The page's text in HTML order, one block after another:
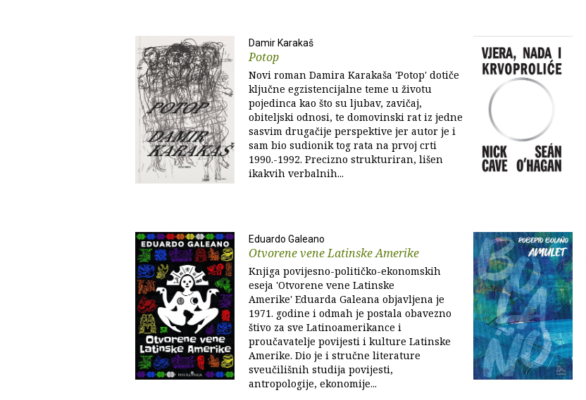
Damir Karakaš
Potop
Novi roman Damira Karakaša 'Potop' dotiče
ključne egzistencijalne teme u životu
pojedinca kao što su ljubav, zavičaj,
obiteljski odnosi, te domovinski rat iz jedne
sasvim drugačije perspektive jer autor je i
sam bio sudionik tog rata na prvoj crti
1990.-1992. Precizno strukturiran, lišen
ikakvih verbalnih...
Eduardo Galeano
Otvorene vene Latinske Amerike
Knjiga povijesno-političko-ekonomskih
eseja 'Otvorene vene Latinske
Amerike' Eduarda Galeana objavljena je
1971. godine i odmah je postala obavezno
štivo za sve Latinoamerikance i
proučavatelje povijesti i kulture Latinske
Amerike. Dio je i stručne literature
sveučilišnih studija povijesti,
antropologije, ekonomije...